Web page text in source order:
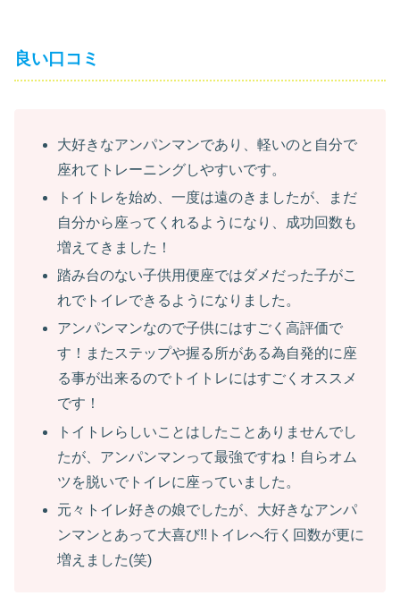
良い口コミ
大好きなアンパンマンであり、軽いのと自分で
座れてトレーニングしやすいです。
トイトレを始め、一度は遠のきましたが、まだ
自分から座ってくれるようになり、成功回数も
増えてきました！
踏み台のない子供用便座ではダメだった子がこ
れでトイレできるようになりました。
アンパンマンなので子供にはすごく高評価で
す！またステップや握る所がある為自発的に座
る事が出来るのでトイトレにはすごくオススメ
です！
トイトレらしいことはしたことありませんでし
たが、アンパンマンって最強ですね！自らオム
ツを脱いでトイレに座っていました。
元々トイレ好きの娘でしたが、大好きなアンパ
ンマンとあって大喜び!!トイレへ行く回数が更に
増えました(笑)